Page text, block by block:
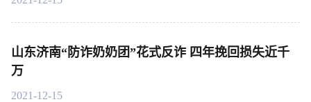
山东济南“防诈奶奶团”花式反诈 四年挽回损失近千
万
2021-12-15